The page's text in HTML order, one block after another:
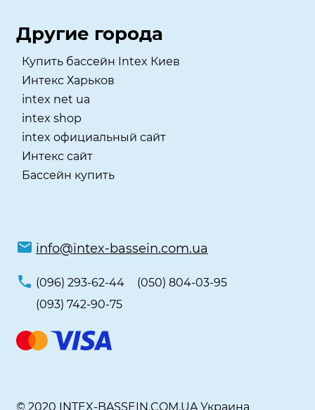
Другие города
Купить бассейн Intex Киев
Интекс Харьков
intex net ua
intex shop
intex официальный сайт
Интекс сайт
Бассейн купить
info@intex-bassein.com.ua
(096) 293-62-44
(050) 804-03-95
(093) 742-90-75
© 2020 INTEX-BASSEIN.COM.UA Украина